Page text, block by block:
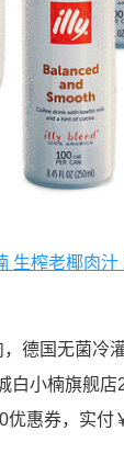
生榨老椰肉
德国无菌冷
白小楠旗舰
优惠券，实付